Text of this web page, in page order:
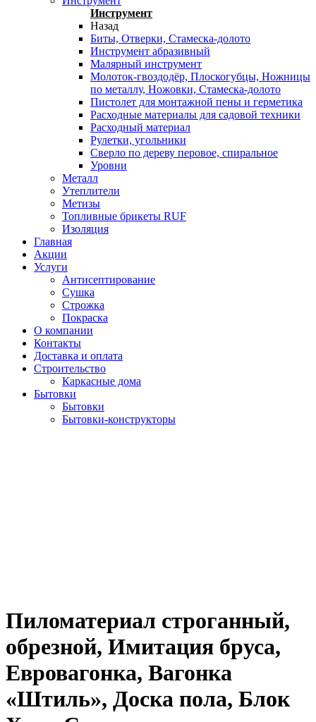
Инструмент
Назад
Биты, Отверки, Стамеска-долото
Инструмент абразивный
Малярный инструмент
Молоток-гвоздодёр, Плоскогубцы, Ножницы
по металлу, Ножовки, Стамеска-долото
Пистолет для монтажной пены и герметика
Расходные материалы для садовой техники
Расходный материал
Рулетки, угольники
Сверло по дереву перовое, спиральное
Уровни
Металл
Утеплители
Метизы
Топливные брикеты RUF
Изоляция
Главная
Акции
Услуги
Антисептирование
Сушка
Строжка
Покраска
О компании
Контакты
Доставка и оплата
Строительство
Каркасные дома
Бытовки
Бытовки
Бытовки-конструкторы
Пиломатериал строганный,
обрезной, Имитация бруса,
Евровагонка, Вагонка
«Штиль», Доска пола, Блок